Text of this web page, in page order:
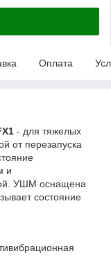
Оплата
- для тяжелых
от перезапуска
и
УШМ оснащена
состояние